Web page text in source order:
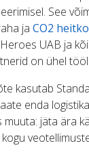
See
ja CO2
UAB ja
on ühel
kasutab
enda
muuta: jäta ära